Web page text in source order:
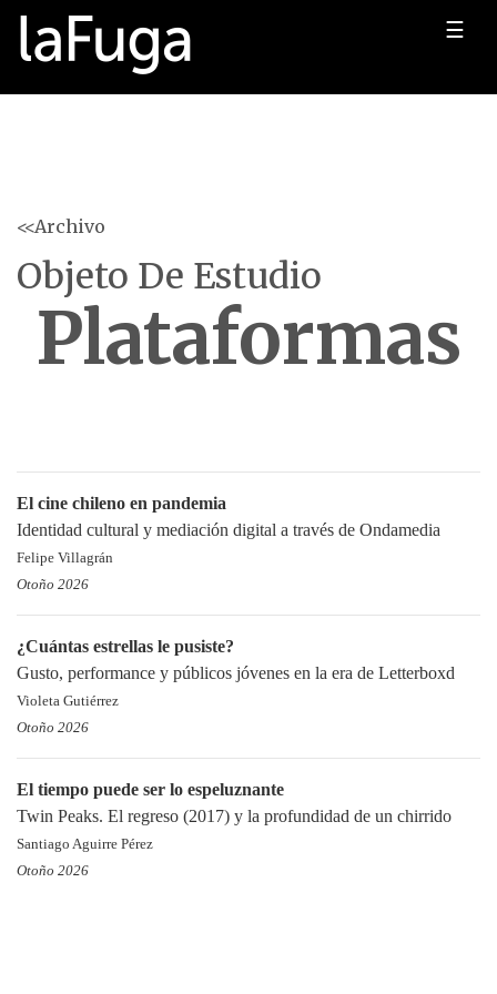
☰
<<Archivo
Objeto De Estudio
Plataformas
El cine chileno en pandemia
Identidad cultural y mediación digital a través de Ondamedia
Felipe Villagrán
Otoño 2026
¿Cuántas estrellas le pusiste?
Gusto, performance y públicos jóvenes en la era de Letterboxd
Violeta Gutiérrez
Otoño 2026
El tiempo puede ser lo espeluznante
Twin Peaks. El regreso (2017) y la profundidad de un chirrido
Santiago Aguirre Pérez
Otoño 2026